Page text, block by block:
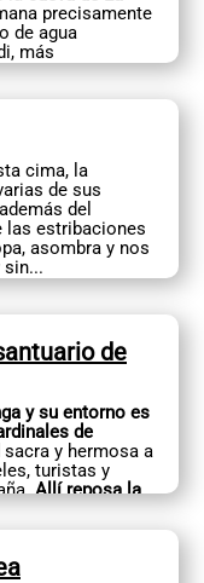
precisamente
de agua
más
cima, la
de sus
del
las estribaciones
asombra y nos
de
y su entorno es
de
y hermosa a
turistas y
Allí reposa la